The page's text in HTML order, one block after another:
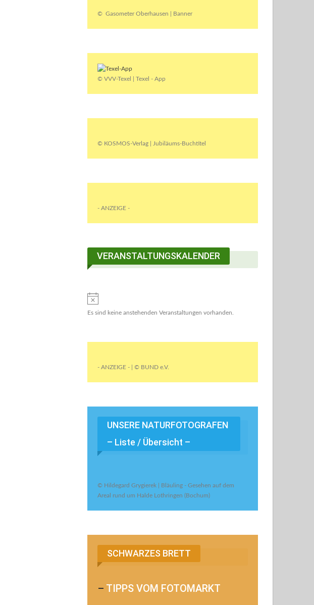
© Gasometer Oberhausen | Banner
© VVV-Texel | Texel - App
© KOSMOS-Verlag | Jubiläums-Buchtitel
- ANZEIGE -
VERANSTALTUNGSKALENDER
Es sind keine anstehenden Veranstaltungen vorhanden.
- ANZEIGE - | © BUND e.V.
UNSERE NATURFOTOGRAFEN
– Liste / Übersicht –
© Hildegard Grygierek | Bläuling - Gesehen auf dem
Areal rund um Halde Lothringen (Bochum)
SCHWARZES BRETT
– TIPPS VOM FOTOMARKT